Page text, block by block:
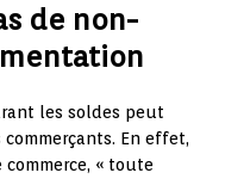
de non-
les soldes peut
En effet,
commerce, « toute